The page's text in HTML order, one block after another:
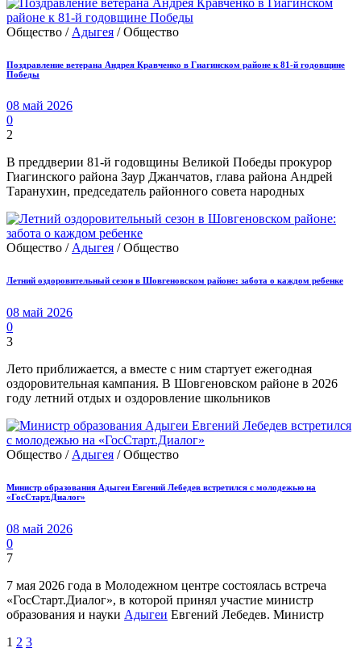
Общество / Адыгея / Общество
Поздравление ветерана Андрея Кравченко в Гиагинском районе к 81-й годовщине
Победы
08 май 2026
0
2
В преддверии 81-й годовщины Великой Победы прокурор
Гиагинского района Заур Джанчатов, глава района Андрей
Таранухин, председатель районного совета народных
Общество /Адыгея / Общество
Летний оздоровительный сезон в Шовгеновском районе: забота о каждом ребенке
08 май 2026
0
3
Лето приближается, а вместе с ним стартует ежегодная
оздоровительная кампания. В Шовгеновском районе в 2026
году летний отдых и оздоровление школьников
Общество /Адыгея / Общество
Министр образования Адыгеи Евгений Лебедев встретился с молодежью на
«ГосСтарт.Диалог»
08 май 2026
0
7
7 мая 2026 года в Молодежном центре состоялась встреча
«ГосСтарт.Диалог», в которой принял участие министр
образования и науки Адыгеи Евгений Лебедев. Министр
1 2 3